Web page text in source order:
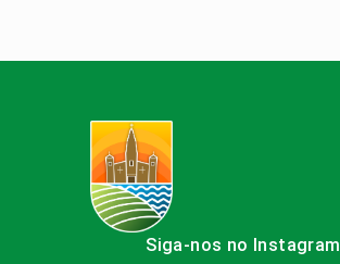
Siga-nos no Instagram